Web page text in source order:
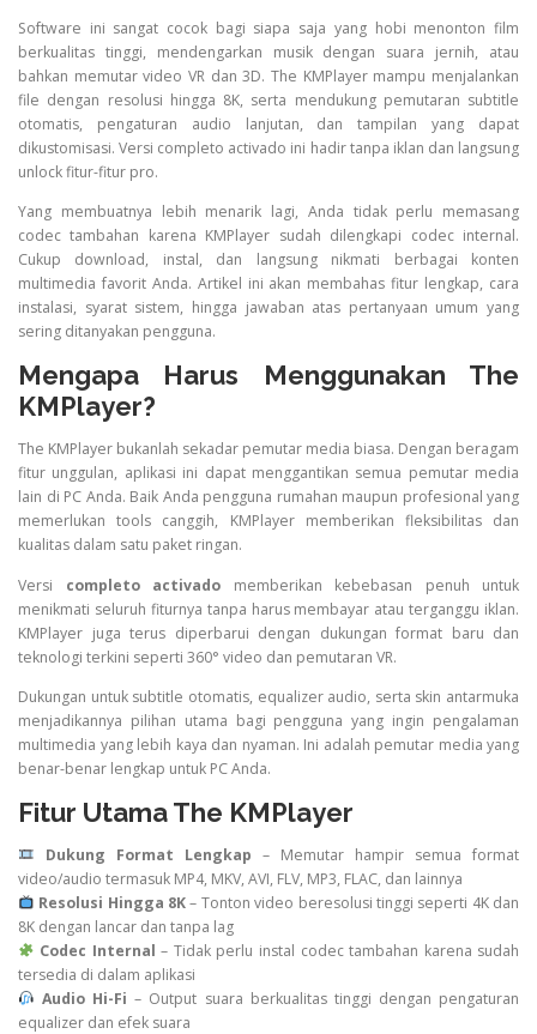
Software ini sangat cocok bagi siapa saja yang hobi menonton film
berkualitas tinggi, mendengarkan musik dengan suara jernih, atau
bahkan memutar video VR dan 3D. The KMPlayer mampu menjalankan
file dengan resolusi hingga 8K, serta mendukung pemutaran subtitle
otomatis, pengaturan audio lanjutan, dan tampilan yang dapat
dikustomisasi. Versi completo activado ini hadir tanpa iklan dan langsung
unlock fitur-fitur pro.
Yang membuatnya lebih menarik lagi, Anda tidak perlu memasang
codec tambahan karena KMPlayer sudah dilengkapi codec internal.
Cukup download, instal, dan langsung nikmati berbagai konten
multimedia favorit Anda. Artikel ini akan membahas fitur lengkap, cara
instalasi, syarat sistem, hingga jawaban atas pertanyaan umum yang
sering ditanyakan pengguna.
Mengapa Harus Menggunakan The
KMPlayer?
The KMPlayer bukanlah sekadar pemutar media biasa. Dengan beragam
fitur unggulan, aplikasi ini dapat menggantikan semua pemutar media
lain di PC Anda. Baik Anda pengguna rumahan maupun profesional yang
memerlukan tools canggih, KMPlayer memberikan fleksibilitas dan
kualitas dalam satu paket ringan.
Versi completo activado memberikan kebebasan penuh untuk
menikmati seluruh fiturnya tanpa harus membayar atau terganggu iklan.
KMPlayer juga terus diperbarui dengan dukungan format baru dan
teknologi terkini seperti 360° video dan pemutaran VR.
Dukungan untuk subtitle otomatis, equalizer audio, serta skin antarmuka
menjadikannya pilihan utama bagi pengguna yang ingin pengalaman
multimedia yang lebih kaya dan nyaman. Ini adalah pemutar media yang
benar-benar lengkap untuk PC Anda.
Fitur Utama The KMPlayer
Dukung Format Lengkap – Memutar hampir semua format
video/audio termasuk MP4, MKV, AVI, FLV, MP3, FLAC, dan lainnya
Resolusi Hingga 8K– Tonton video beresolusi tinggi seperti 4K dan
8K dengan lancar dan tanpa lag
Codec Internal – Tidak perlu instal codec tambahan karena sudah
tersedia di dalam aplikasi
Audio Hi-Fi – Output suara berkualitas tinggi dengan pengaturan
equalizer dan efek suara